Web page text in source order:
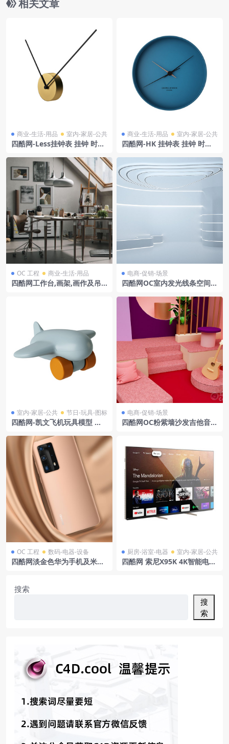
相关文章
商业-生活-用品 室内-家居-公共
四酷网-Less挂钟表 挂钟 时钟
商业-生活-用品 室内-家居-公共
四酷网-HK 挂钟表 挂钟 时钟
OC 工程 商业-生活-用品
四酷网工作台,画架,画作及吊
电商-促销-场景
四酷网OC室内发光线条空间场
室内-家居-公共 节日-玩具-图标
四酷网-凯文飞机玩具模型 由
电商-促销-场景
四酷网OC粉紫墙沙发吉他音乐
OC 工程 数码-电器-设备
四酷网淡金色华为手机及米色
厨房-浴室-电器 室内-家居-公共
四酷网 索尼X95K 4K智能电视
搜索
搜
索